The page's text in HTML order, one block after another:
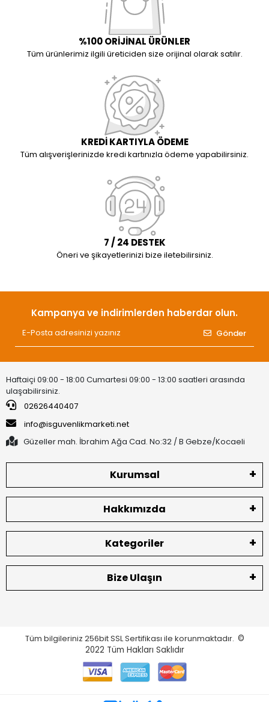
%100 ORİJİNAL ÜRÜNLER
Tüm ürünlerimiz ilgili üreticiden size orijinal olarak satılır.
KREDİ KARTIYLA ÖDEME
Tüm alışverişlerinizde kredi kartınızla ödeme yapabilirsiniz.
7 / 24 DESTEK
Öneri ve şikayetlerinizi bize iletebilirsiniz.
Kampanya ve indirimlerden haberdar olun.
Gönder
Haftaiçi 09:00 - 18:00 Cumartesi 09:00 - 13:00 saatleri arasında
ulaşabilirsiniz.
02626440407
info@isguvenlikmarketi.net
Güzeller mah. İbrahim Ağa Cad. No:32 / B Gebze/Kocaeli
Kurumsal
Hakkımızda
Kategoriler
Bize Ulaşın
Tüm bilgileriniz 256bit SSL Sertifikası ile korunmaktadır. ©
2022 Tüm Hakları Saklıdır